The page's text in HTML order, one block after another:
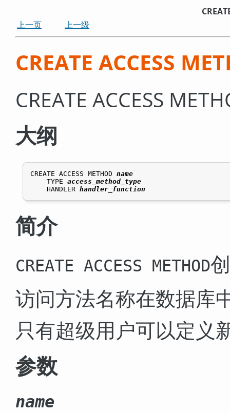
上一页
上一级
CREATE ACCESS
CREATE ACCESS
大纲
CREATE ACCESS METHOD name
    TYPE
access_method_type
    HANDLER
handler_function
简介
CREATE ACCESS METHOD
访问方法名称在数据库
只有超级用户可以定义
参数
name